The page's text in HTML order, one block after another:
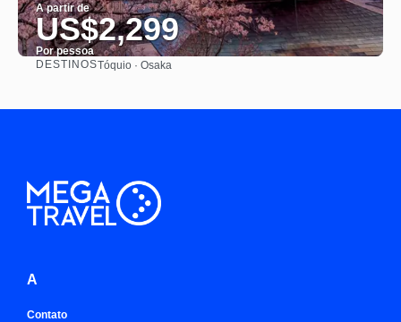
A partir de
US$2,299
Por pessoa
DESTINOSTóquio · Osaka
A
Contato